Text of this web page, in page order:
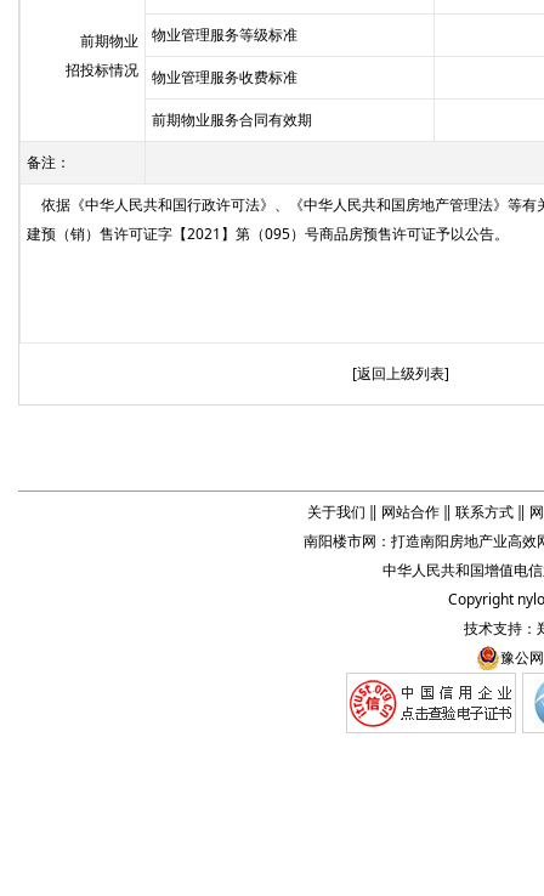
前期物业
招投标情况
物业管理服务等级标准
物业管理服务收费标准
前期物业服务合同有效期
备注：
依据《中华人民共和国行政许可法》、《中华人民共和国房地产管理法》等有
建预（销）售许可证字【2021】第（095）号商品房预售许可证予以公告。
[返回上级列表]
关于我们 ‖ 网站合作‖ 联系方式‖
南阳楼市网 ：打造南阳房地产业高效
中华人民共和国增值电
Copyright
技术支持：
豫公